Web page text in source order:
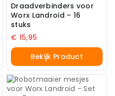
Draadverbinders voor
Worx Landroid – 16
stuks
€ 15,95
Bekijk Product